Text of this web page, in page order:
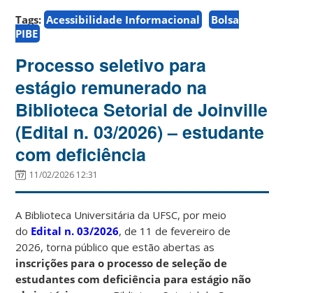
Tags: Acessibilidade Informacional
Bolsa
PIBE
Processo seletivo para
estágio remunerado na
Biblioteca Setorial de Joinville
(Edital n. 03/2026) – estudante
com deficiência
11/02/2026 12:31
A Biblioteca Universitária da UFSC, por meio
do Edital n. 03/2026, de 11 de fevereiro de
2026, torna público que estão abertas as
inscrições para o processo de seleção de
estudantes com deficiência para estágio não